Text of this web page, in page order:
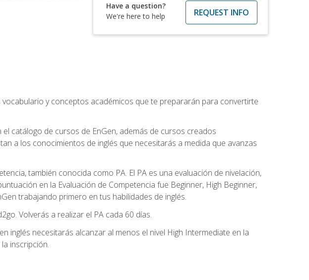
Have a question?
We're here to help
REQUEST INFO
y conceptos académicos que te prepararán para convertirte
catálogo de cursos de EnGen, además de cursos creados
a los conocimientos de inglés que necesitarás a medida que avanzas
también conocida como PA. El PA es una evaluación de nivelación,
en la Evaluación de Competencia fue Beginner, High Beginner,
trabajando primero en tus habilidades de inglés.
Volverás a realizar el PA cada 60 días.
inglés necesitarás alcanzar al menos el nivel High Intermediate en la
inscripción.